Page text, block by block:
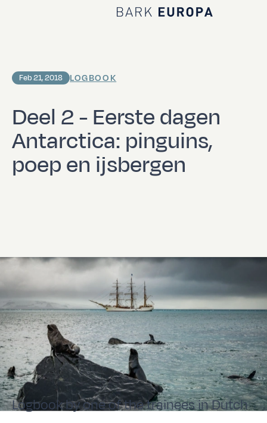
Home Bark EUROPA
Deel 2 - Eerste dagen
Antarctica: pinguins,
poep en ijsbergen
Feb 21, 2018 LOGBOOK
Logbook by one of the trainees in Dutch